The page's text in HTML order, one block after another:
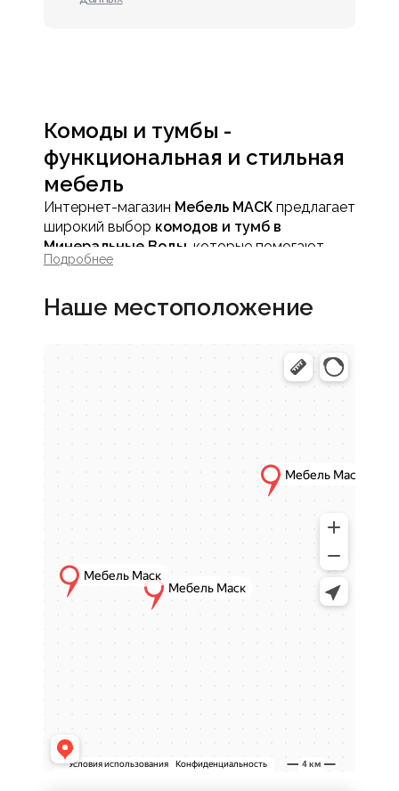
Комоды и тумбы -
функциональная и стильная
мебель
Интернет-магазин Мебель МАСК предлагает
широкий выбор комодов и тумб в
Минеральные Воды , которые помогают
организовать пространство, создавая
предметы мебели сочетают практичность
Особенности комодов и
доступ к вещам и позволяют аккуратно
размещать одежду, аксессуары и бытовые
предметы.
Эстетичный дизайн
Комоды и тумбы не только функциональны,
Подробнее
Наше местоположение